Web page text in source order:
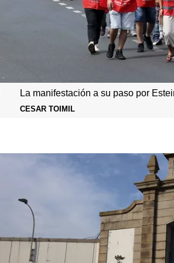
La manifestación a su paso por
CESAR TOIMIL